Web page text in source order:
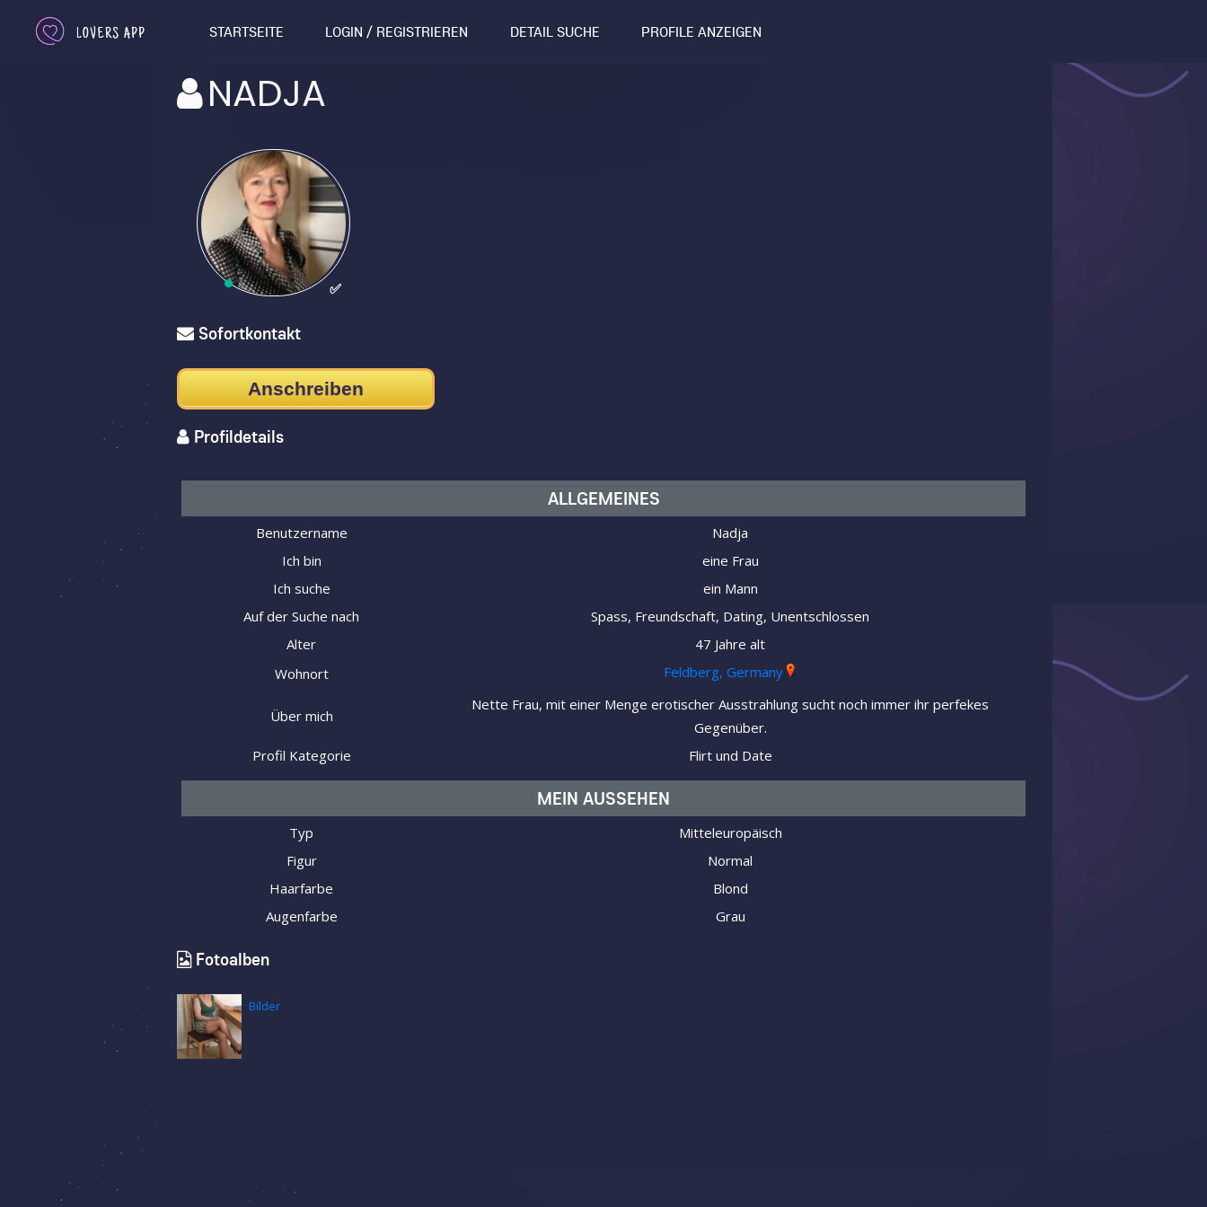
STARTSEITE LOGIN / REGISTRIEREN DETAIL SUCHE PROFILE ANZEIGEN
NADJA
✅
Sofortkontakt
Anschreiben
Profildetails
ALLGEMEINES
Benutzername
Nadja
Ich bin
eine Frau
Ich suche
ein Mann
Auf der Suche nach
Spass, Freundschaft, Dating, Unentschlossen
Alter
47 Jahre alt
Wohnort
Feldberg, Germany
Über mich
Nette Frau, mit einer Menge erotischer Ausstrahlung sucht noch immer ihr perfekes
Gegenüber.
Profil Kategorie
Flirt und Date
MEIN AUSSEHEN
Typ
Mitteleuropäisch
Figur
Normal
Haarfarbe
Blond
Augenfarbe
Grau
Fotoalben
Bilder